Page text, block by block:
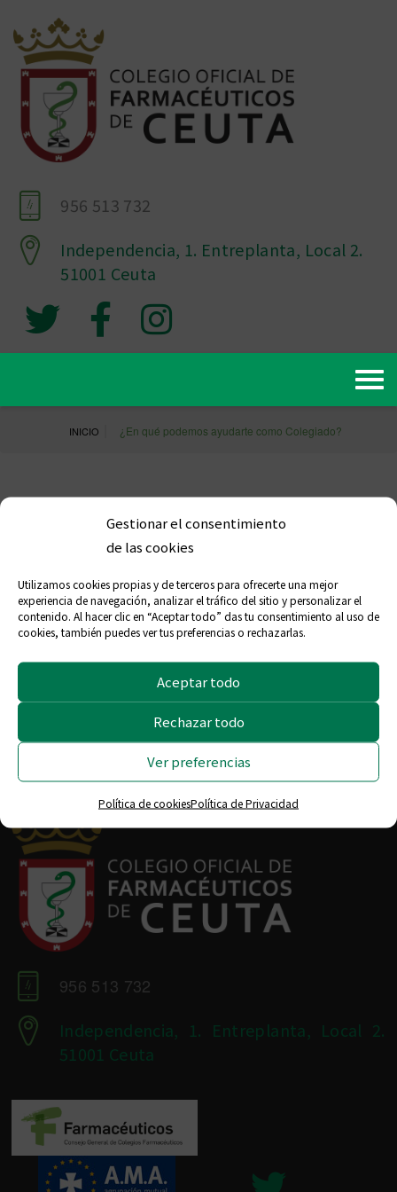
Gestionar el consentimiento
de las cookies
Utilizamos cookies propias y de terceros para ofrecerte una mejor
experiencia de navegación, analizar el tráfico del sitio y personalizar el
contenido. Al hacer clic en “Aceptar todo” das tu consentimiento al uso de
cookies, también puedes ver tus preferencias o rechazarlas.
Aceptar todo
Rechazar todo
Ver preferencias
Política de cookiesPolítica de Privacidad
956 513 732
Independencia, 1. Entreplanta, Local 2.
51001 Ceuta
INICIO ¿En qué podemos ayudarte como Colegiado?
¿En qué podemos ayudarte
como Colegiado?
956 513 732
Independencia, 1. Entreplanta, Local 2.
51001 Ceuta